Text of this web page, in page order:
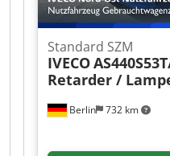
Berlin 732 km
Standard SZM
IVECO
Retarder /